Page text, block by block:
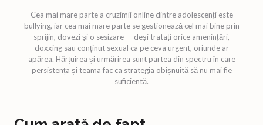
Cea mai mare parte a cruzimii online dintre adolescenți este
bullying, iar cea mai mare parte se gestionează cel mai bine prin
sprijin, dovezi și o sesizare — deși tratați orice amenințări,
doxxing sau conținut sexual ca pe ceva urgent, oriunde ar
apărea. Hărțuirea și urmărirea sunt partea din spectru în care
persistența și teama fac ca strategia obișnuită să nu mai fie
suficientă.